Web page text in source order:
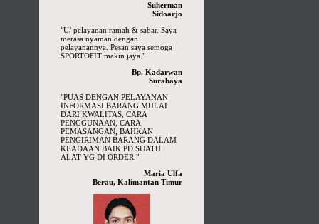
Suherman
Sidoarjo
"U/ pelayanan ramah & sabar. Saya
merasa nyaman dengan
pelayanannya. Pesan saya semoga
SPORTOFIT makin jaya."
Bp. Kadarwan
Surabaya
"PUAS DENGAN PELAYANAN
INFORMASI BARANG MULAI
DARI KWALITAS, CARA
PENGGUNAAN, CARA
PEMASANGAN, BAHKAN
PENGIRIMAN BARANG DALAM
KEADAAN BAIK PD SUATU
ALAT YG DI ORDER."
Maria Ulfa
Berau, Kalimantan Timur